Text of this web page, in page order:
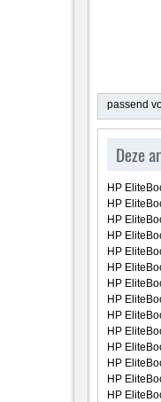
passend
Deze
HP
HP
HP
HP
HP
HP
HP
HP
HP
HP
HP
HP
HP
HP